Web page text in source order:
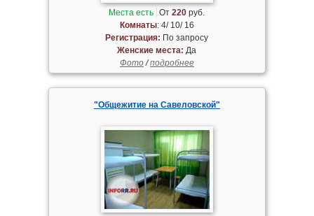
Места есть От220 руб.
Комнаты: 4/ 10/ 16
Регистрация: По запросу
Женские места: Да
Фото/подробнее
"Общежитие на Савеловской"